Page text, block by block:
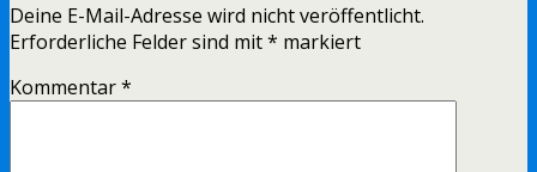
Deine E-Mail-Adresse wird nicht veröffentlicht.
Erforderliche Felder sind mit* markiert
Kommentar*